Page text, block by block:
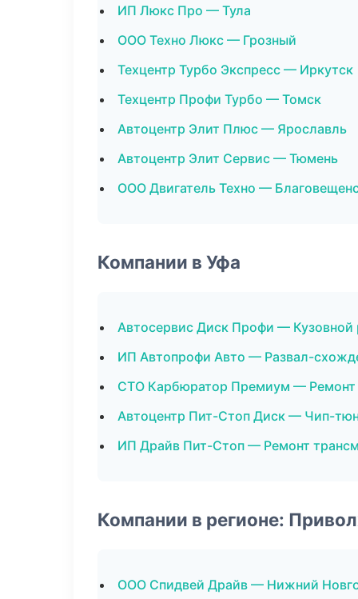
ИП Люкс Про — Тула
ООО Техно Люкс — Грозный
Техцентр Турбо Экспресс — Иркутск
Техцентр Профи Турбо — Томск
Автоцентр Элит Плюс — Ярославль
Автоцентр Элит Сервис — Тюмень
ООО Двигатель Техно —
Компании в Уфа
Автосервис Диск Профи — Кузовной
ИП Автопрофи Авто — Развал-
СТО Карбюратор Премиум — Ремонт
Автоцентр Пит-Стоп Диск — Чип-
ИП Драйв Пит-Стоп — Ремонт
Компании в регионе:
ООО Спидвей Драйв — Нижний